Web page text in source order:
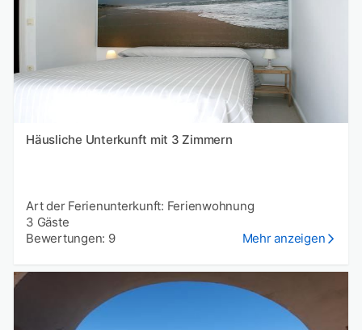
Häusliche Unterkunft mit 3 Zimmern
Art der Ferienunterkunft: Ferienwohnung
3 Gäste
Bewertungen: 9
Mehr anzeigen